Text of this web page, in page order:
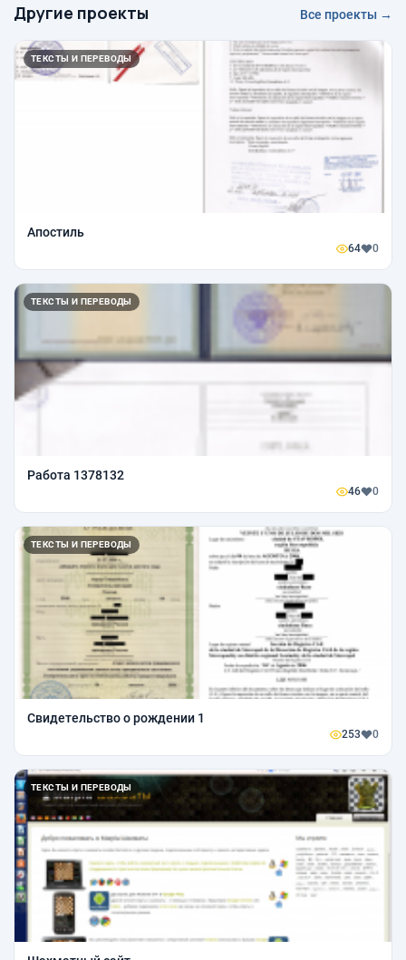
Другие проекты Все проекты →
ТЕКСТЫ И ПЕРЕВОДЫ
Апостиль
64 0
ТЕКСТЫ И ПЕРЕВОДЫ
Работа 1378132
46 0
ТЕКСТЫ И ПЕРЕВОДЫ
Свидетельство о рождении 1
253 0
ТЕКСТЫ И ПЕРЕВОДЫ